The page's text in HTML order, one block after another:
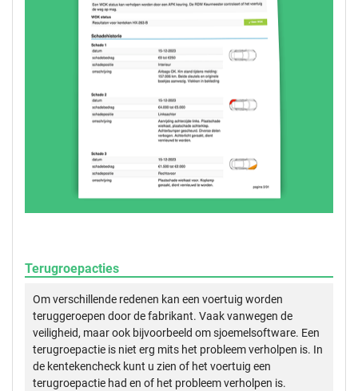
Terugroepacties
Om verschillende redenen kan een voertuig worden
teruggeroepen door de fabrikant. Vaak vanwegen de
veiligheid, maar ook bijvoorbeeld om sjoemelsoftware. Een
terugroepactie is niet erg mits het probleem verholpen is. In
de kentekencheck kunt u zien of het voertuig een
terugroepactie had en of het probleem verholpen is.